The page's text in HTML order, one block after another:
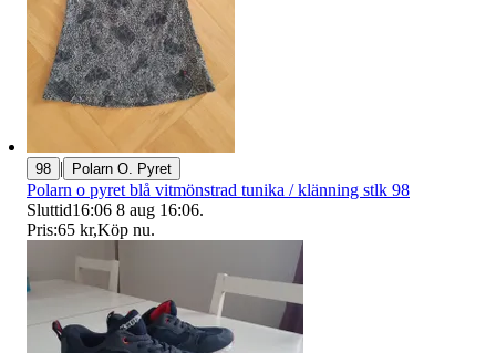
98 | Polarn O. Pyret
Polarn o pyret blå vitmönstrad tunika / klänning stlk 98
Sluttid16:06 8 aug 16:06.
Pris:65 kr,Köp nu.